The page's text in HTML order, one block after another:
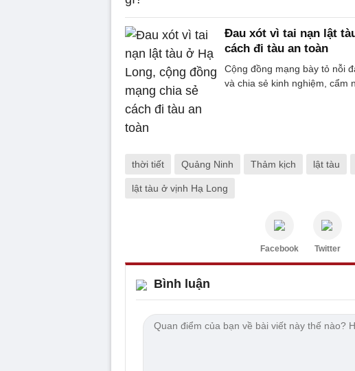
Đau xót vì tai nạn lật
cách đi tàu an toàn
Cộng đồng mạng bày tỏ nỗi
và chia sẻ kinh nghiệm, cẩm
thời tiết Quảng Ninh Thảm kịch lật tàu
lật tàu ở vịnh Hạ Long
Facebook Twitter
Bình luận